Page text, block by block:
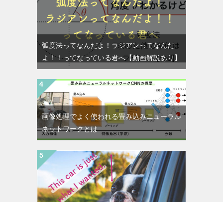
弧度法ってなんだよ！ラジアンってなんだ
よ！！ってなっている君へ【動画解説あり】
画像処理でよく使われる畳み込みニューラル
ネットワークとは